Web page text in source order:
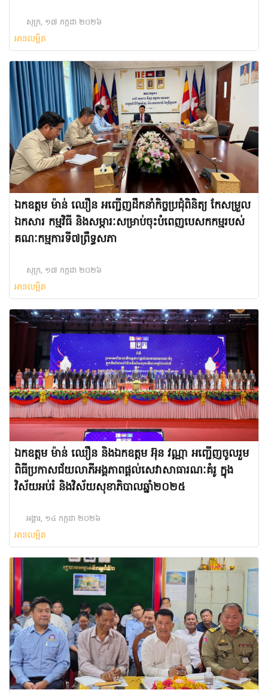
សុក្រ, ១៧ កក្កដា ២០២៦
អានលម្អិត
ឯកឧត្តម ម៉ាន់ ឈឿន អញ្ជើញដឹកនាំកិច្ចប្រជុំពិនិត្យ កែសម្រួល
ឯកសារ កម្មវិធី និងសម្ភារៈសម្រាប់ចុះបំពេញបេសកកម្មរបស់
គណៈកម្មការទី៧ព្រឹទ្ធសភា
សុក្រ, ១៧ កក្កដា ២០២៦
អានលម្អិត
ឯកឧត្តម ម៉ាន់ ឈឿន និងឯកឧត្តម អ៊ុន វណ្ណា អញ្ជើញចូលរួម
ពិធីប្រកាសជ័យលាភីអង្គភាពផ្តល់សេវាសាធារណៈគំរូ ក្នុង
វិស័យអប់រំ និងវិស័យសុខាភិបាលឆ្នាំ២០២៥
អង្គារ, ១៤ កក្កដា ២០២៦
អានលម្អិត